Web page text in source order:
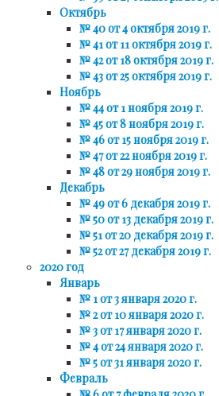
Октябрь
№ 40 от 4 октября 2019 г.
№ 41 от 11 октября 2019 г.
№ 42 от 18 октября 2019 г.
№ 43 от 25 октября 2019 г.
Ноябрь
№ 44 от 1 ноября 2019 г.
№ 45 от 8 ноября 2019 г.
№ 46 от 15 ноября 2019 г.
№ 47 от 22 ноября 2019 г.
№ 48 от 29 ноября 2019 г.
Декабрь
№ 49 от 6 декабря 2019 г.
№ 50 от 13 декабря 2019 г.
№ 51 от 20 декабря 2019 г.
№ 52 от 27 декабря 2019 г.
2020 год
Январь
№ 1 от 3 января 2020 г.
№ 2 от 10 января 2020 г.
№ 3 от 17 января 2020 г.
№ 4 от 24 января 2020 г.
№ 5 от 31 января 2020 г.
Февраль